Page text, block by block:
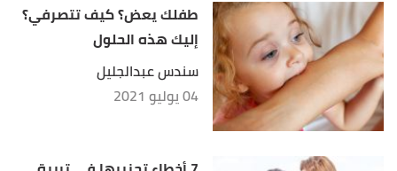
طفلك يعض؟ كيف تتصرفي؟
إليك هذه الحلول
سندس عبدالجليل
04 يوليو 2021